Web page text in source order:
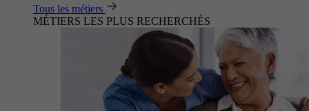
Tous les métiers
MÉTIERS LES PLUS RECHERCHÉS